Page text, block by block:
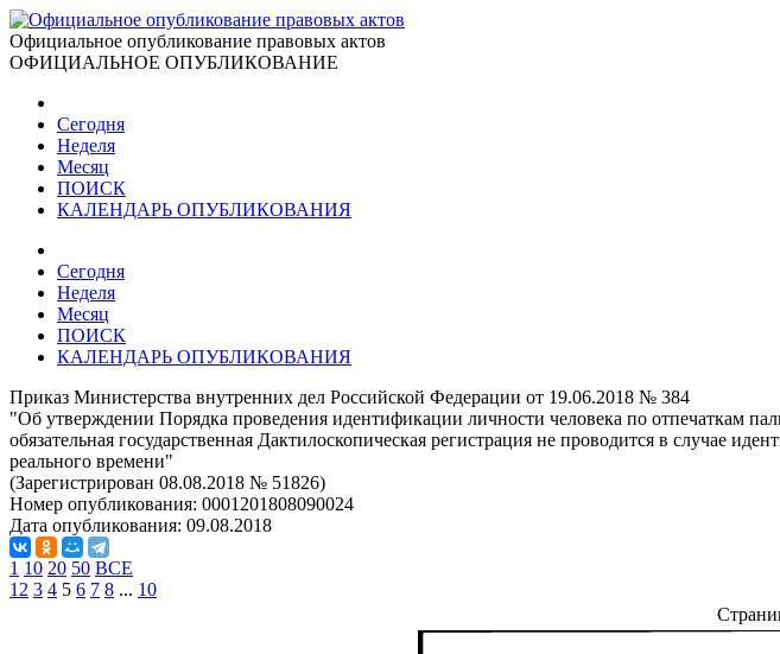
Официальное опубликование правовых актов
ОФИЦИАЛЬНОЕ ОПУБЛИКОВАНИЕ
Сегодня
Неделя
Месяц
ПОИСК
КАЛЕНДАРЬ ОПУБЛИКОВАНИЯ
Сегодня
Неделя
Месяц
ПОИСК
КАЛЕНДАРЬ ОПУБЛИКОВАНИЯ
Приказ Министерства внутренних дел Российской Федерации от 19.06.2018 № 384
"Об утверждении Порядка проведения идентификации личности человека по отпечаткам
обязательная государственная Дактилоскопическая регистрация не проводится в случае
реального времени"
(Зарегистрирован 08.08.2018 № 51826)
Номер опубликования: 0001201808090024
Дата опубликования: 09.08.2018
1 10 20 50 ВСЕ
1 2 3 4 5 6 7 8 ... 10